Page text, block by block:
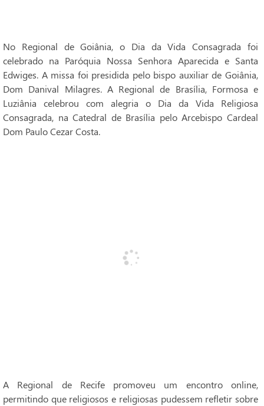
No Regional de Goiânia, o Dia da Vida Consagrada foi
celebrado na Paróquia Nossa Senhora Aparecida e Santa
Edwiges. A missa foi presidida pelo bispo auxiliar de Goiânia,
Dom Danival Milagres. A Regional de Brasília, Formosa e
Luziânia celebrou com alegria o Dia da Vida Religiosa
Consagrada, na Catedral de Brasília pelo Arcebispo Cardeal
Dom Paulo Cezar Costa.
A Regional de Recife promoveu um encontro online,
permitindo que religiosos e religiosas pudessem refletir sobre